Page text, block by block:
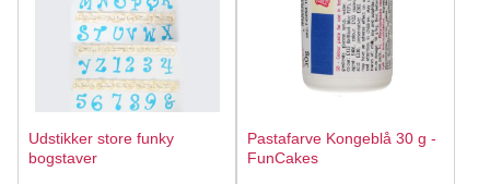
Udstikker store funky
bogstaver
Pastafarve Kongeblå 30 g -
FunCakes